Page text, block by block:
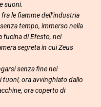
suoni.
le fiamme dell’industria
tempo, immerso nella
fucina di Efesto, nel
segreta in cui Zeus
senza fine nei
tuoni, ora avvinghiato dallo
ora coperto di